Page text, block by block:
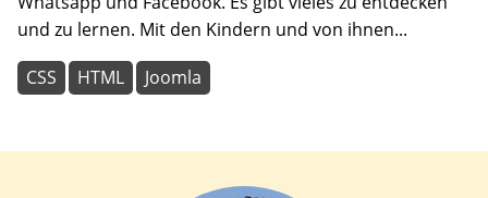
und zu lernen. Mit den Kindern und von ihnen...
CSS HTML Joomla